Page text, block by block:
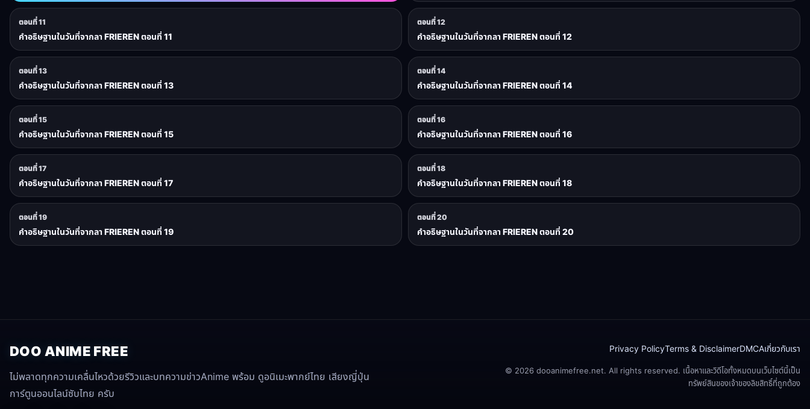
ตอนที่ 11
คำอธิษฐานในวันที่จากลา FRIEREN ตอนที่ 11
ตอนที่ 12
คำอธิษฐานในวันที่จากลา FRIEREN ตอนที่ 12
ตอนที่ 13
คำอธิษฐานในวันที่จากลา FRIEREN ตอนที่ 13
ตอนที่ 14
คำอธิษฐานในวันที่จากลา FRIEREN ตอนที่ 14
ตอนที่ 15
คำอธิษฐานในวันที่จากลา FRIEREN ตอนที่ 15
ตอนที่ 16
คำอธิษฐานในวันที่จากลา FRIEREN ตอนที่ 16
ตอนที่ 17
คำอธิษฐานในวันที่จากลา FRIEREN ตอนที่ 17
ตอนที่ 18
คำอธิษฐานในวันที่จากลา FRIEREN ตอนที่ 18
ตอนที่ 19
คำอธิษฐานในวันที่จากลา FRIEREN ตอนที่ 19
ตอนที่ 20
คำอธิษฐานในวันที่จากลา FRIEREN ตอนที่ 20
DOO ANIME FREE
ไม่พลาดทุกความเคลื่นไหวด้วยรีวิวและบทความข่าวAnime พร้อม ดูอนิเมะพากย์ไทย เสียงญี่ปุ่น
การ์ตูนออนไลน์ซับไทย ครับ
Privacy PolicyTerms & DisclaimerDMCAเกี่ยวกับเรา
© 2026 dooanimefree.net. All rights reserved. เนื้อหาและวิดีโอทั้งหมดบนเว็บไซต์นี้เป็น
ทรัพย์สินของเจ้าของลิขสิทธิ์ที่ถูกต้อง